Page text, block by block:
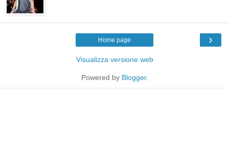
›
Home page
Visualizza versione web
Powered by Blogger.